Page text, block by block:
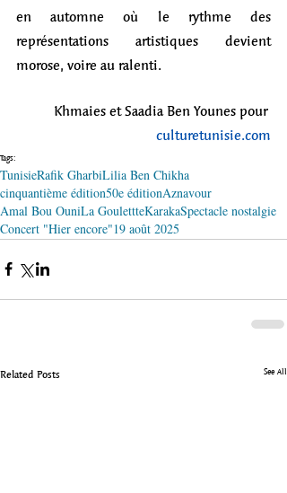
en automne où le rythme des
représentations artistiques devient
morose, voire au ralenti.
Khmaies et Saadia Ben Younes pour
culturetunisie.com
Tags:
TunisieRafik GharbiLilia Ben Chikha
cinquantième édition50e éditionAznavour
Amal Bou OuniLa GoulettteKarakaSpectacle nostalgie
Concert "Hier encore"19 août 2025
Related Posts See All